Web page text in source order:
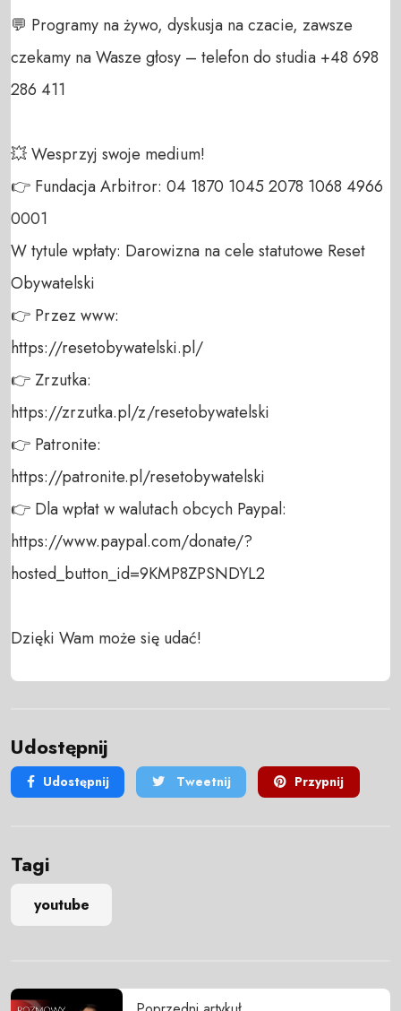
💬 Programy na żywo, dyskusja na czacie, zawsze
czekamy na Wasze głosy – telefon do studia +48 698
286 411
💥 Wesprzyj swoje medium!
👉 Fundacja Arbitror: 04 1870 1045 2078 1068 4966
0001
W tytule wpłaty: Darowizna na cele statutowe Reset
Obywatelski
👉 Przez www:
https://resetobywatelski.pl/
👉 Zrzutka:
https://zrzutka.pl/z/resetobywatelski
👉 Patronite:
https://patronite.pl/resetobywatelski
👉 Dla wpłat w walutach obcych Paypal:
https://www.paypal.com/donate/?
hosted_button_id=9KMP8ZPSNDYL2
Dzięki Wam może się udać!
Udostępnij
Udostępnij Tweetnij Przypnij
Tagi
youtube